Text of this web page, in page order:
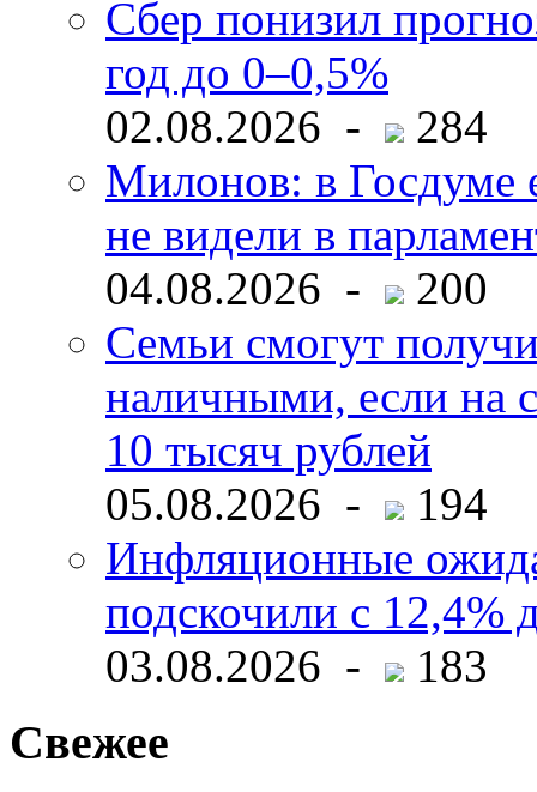
Сбер понизил
год до 0–0,5%
02.08.2026 -
284
Милонов: в Госдуме
не видели в
04.08.2026 -
200
Семьи смогут
наличными, если на
10 тысяч рублей
05.08.2026 -
194
Инфляционные
подскочили с 12,4%
03.08.2026 -
183
Свежее